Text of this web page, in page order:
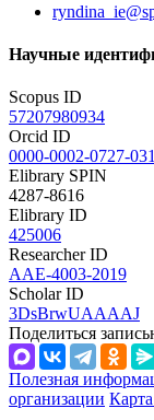
Научные
Scopus ID
57207980934
Orcid ID
0000-0002-0727-
Elibrary SPIN
4287-8616
Elibrary ID
425006
Researcher ID
AAE-4003-2019
Scholar ID
3DsBrwUAAAAJ
Поделиться
Полезная
организации